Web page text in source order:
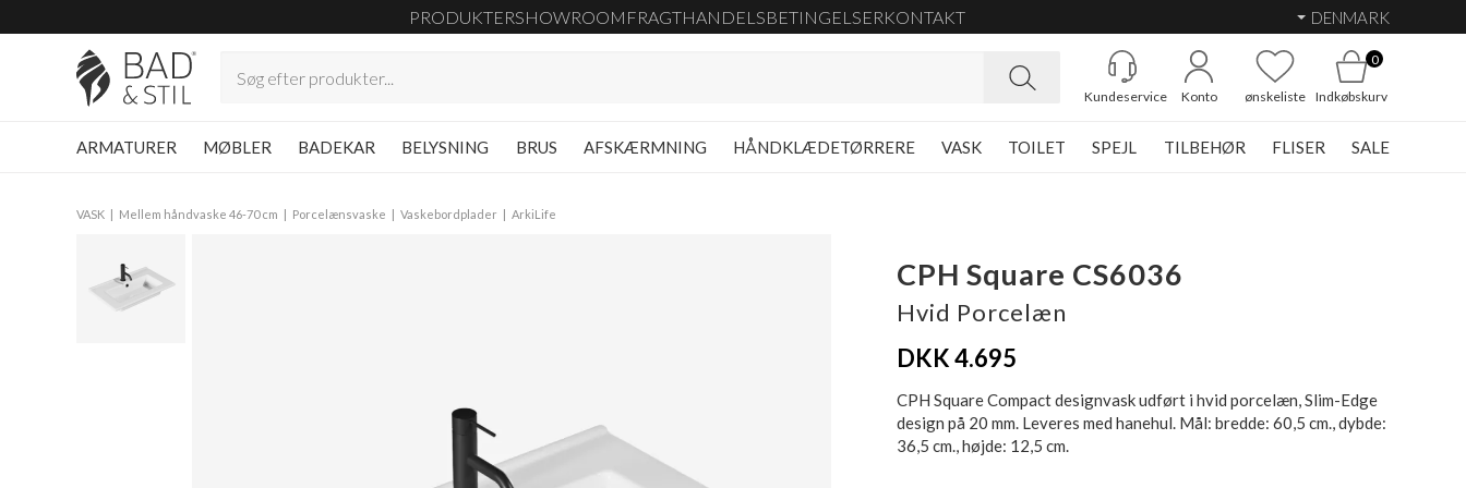
PRODUKTERSHOWROOM FRAGTHANDELSBETINGELSERKONTAKT DENMARK
Kundeservice Konto ønskeliste
0
Indkøbskurv
ARMATURER MØBLER BADEKAR BELYSNING BRUS AFSKÆRMNING HÅNDKLÆDETØRRERE VASK TOILET SPEJL TILBEHØR FLISER SALE
VASK Mellem håndvaske 46-70 cm Porcelænsvaske Vaskebordplader ArkiLife
CPH Square CS6036
Hvid Porcelæn
DKK 4.695
CPH Square Compact designvask udført i hvid porcelæn, Slim-Edge
design på 20 mm. Leveres med hanehul. Mål: bredde: 60,5 cm., dybde:
36,5 cm., højde: 12,5 cm.